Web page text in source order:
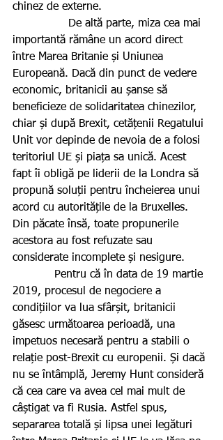
chinez de externe.
importantă rămâne un acord direct
între Marea Britanie și Uniunea
Europeană. Dacă din punct de vedere
economic, britanicii au șanse să
beneficieze de solidaritatea chinezilor,
chiar și după Brexit, cetățenii Regatului
Unit vor depinde de nevoia de a folosi
teritoriul UE și piața sa unică. Acest
fapt îi obligă pe liderii de la Londra să
propună soluții pentru încheierea unui
acord cu autoritățile de la Bruxelles.
Din păcate însă, toate propunerile
acestora au fost refuzate sau
considerate incomplete și nesigure.
2019, procesul de negociere a
condițiilor va lua sfârșit, britanicii
găsesc următoarea perioadă, una
impetuos necesară pentru a stabili o
relație post-Brexit cu europenii. Și dacă
nu se întâmplă, Jeremy Hunt consideră
că cea care va avea cel mai mult de
câștigat va fi Rusia. Astfel spus,
separarea totală și lipsa unei legături